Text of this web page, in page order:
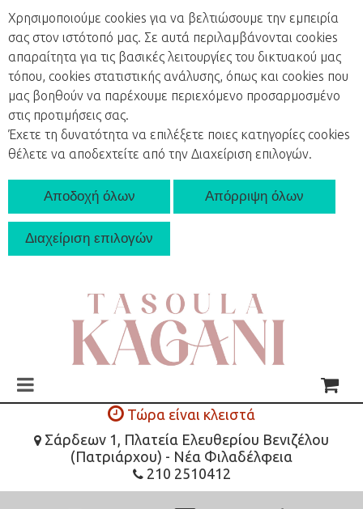
Χρησιμοποιούμε cookies για να βελτιώσουμε την εμπειρία
σας στον ιστότοπό μας. Σε αυτά περιλαμβάνονται cookies
απαραίτητα για τις βασικές λειτουργίες του δικτυακού μας
τόπου, cookies στατιστικής ανάλυσης, όπως και cookies που
μας βοηθούν να παρέχουμε περιεχόμενο προσαρμοσμένο
στις προτιμήσεις σας.
Έχετε τη δυνατότητα να επιλέξετε ποιες κατηγορίες cookies
θέλετε να αποδεχτείτε από την Διαχείριση επιλογών.
ΑΡΧΙΚΗ
ΚΑΤΑΣΤΗΜΑ
ΥΠΗΡΕΣΙΕΣ
ΕΠΙΚΟΙΝΩΝΙΑ
Τώρα είναι κλειστά
Σάρδεων 1, Πλατεία Ελευθερίου Βενιζέλου
(Πατριάρχου) - Νέα Φιλαδέλφεια
210 2510412